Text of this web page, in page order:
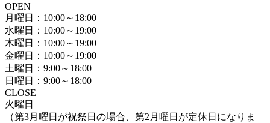
OPEN
月曜日：10:00～18:00
水曜日：10:00～19:00
木曜日：10:00～19:00
金曜日：10:00～19:00
土曜日：9:00～18:00
日曜日：9:00～18:00
CLOSE
火曜日
（第3月曜日が祝祭日の場合、第2月曜日が定休日になりま